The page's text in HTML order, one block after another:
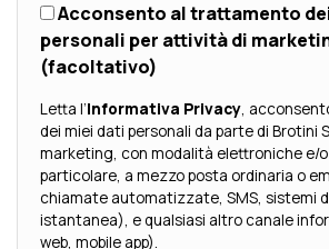
Acconsento al trattamento
personali per attività di
(facoltativo)
Letta l’Informativa Privacy,
dei miei dati personali da parte di Brotini S.p.A. per
marketing, con modalità elettroniche e/
particolare, a mezzo posta ordinaria o
chiamate automatizzate, SMS, sistemi
istantanea), e qualsiasi altro canale
web, mobile app).